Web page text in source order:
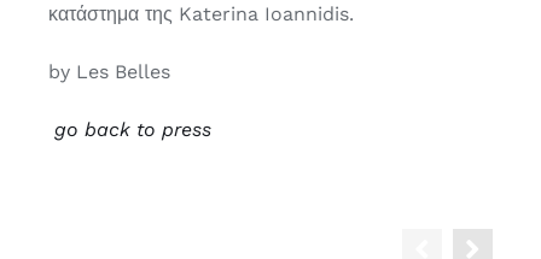
κατάστημα της Katerina Ioannidis.
by Les Belles
go back to press